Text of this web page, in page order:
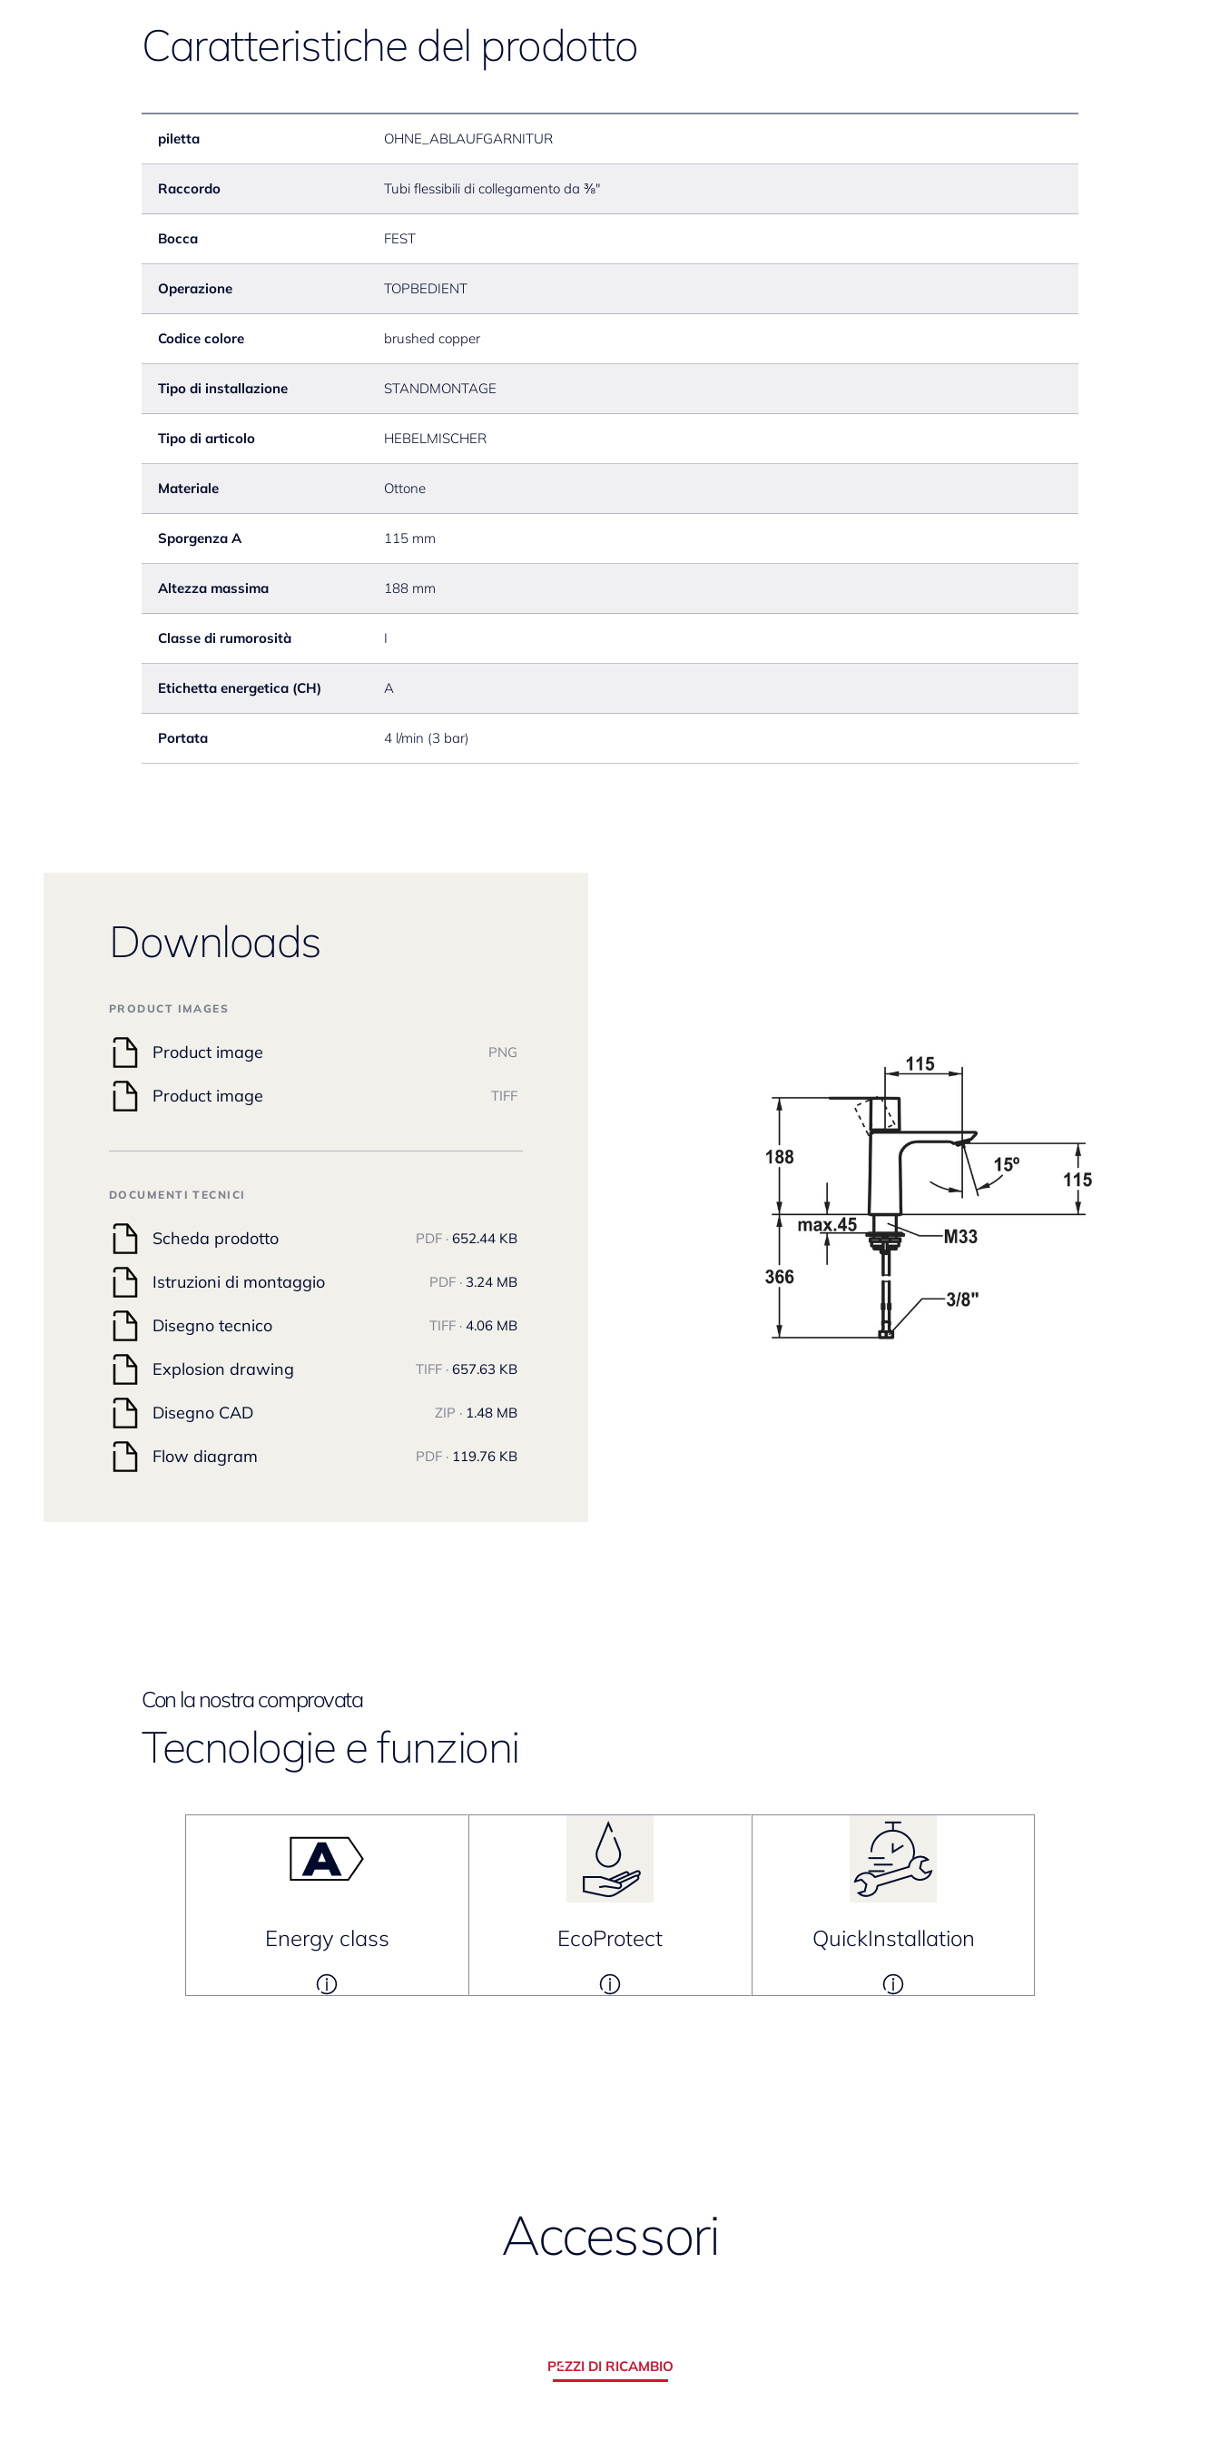
Caratteristiche del prodotto
piletta OHNE_ABLAUFGARNITUR
Raccordo Tubi flessibili di collegamento da ⅜"
Bocca FEST
Operazione TOPBEDIENT
Codice colore brushed copper
Tipo di installazione STANDMONTAGE
Tipo di articolo HEBELMISCHER
Materiale Ottone
Sporgenza A 115 mm
Altezza massima 188 mm
Classe di rumorosità I
Etichetta energetica (CH) A
Portata 4 l/min (3 bar)
Downloads
PRODUCT IMAGES
Product image PNG
Product image TIFF
DOCUMENTI TECNICI
Scheda prodotto PDF · 652.44 KB
Istruzioni di montaggio PDF · 3.24 MB
Disegno tecnico TIFF · 4.06 MB
Explosion drawing TIFF · 657.63 KB
Disegno CAD ZIP · 1.48 MB
Flow diagram PDF · 119.76 KB
Con la nostra comprovata
Tecnologie e funzioni
Energy class EcoProtect QuickInstallation
Accessori
PEZZI DI RICAMBIO